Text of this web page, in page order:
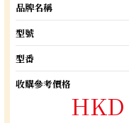
品牌名稱
型號
型番
收購參考價格
HKD